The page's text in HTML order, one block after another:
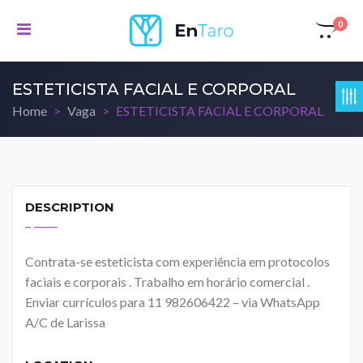
0
ESTETICISTA FACIAL E CORPORAL
Home Vaga ESTETICISTA FACIAL E CORPORAL
DESCRIPTION
Contrata-se esteticista com experiência em protocolos
faciais e corporais . Trabalho em horário comercial .
Enviar currículos para 11 982606422 – via WhatsApp
A/C de Larissa